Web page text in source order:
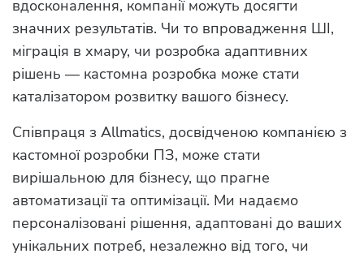
вдосконалення, компанії можуть досягти
значних результатів. Чи то впровадження ШІ,
міграція в хмару, чи розробка адаптивних
рішень — кастомна розробка може стати
каталізатором розвитку вашого бізнесу.
Співпраця з Allmatics, досвідченою компанією з
кастомної розробки ПЗ, може стати
вирішальною для бізнесу, що прагне
автоматизації та оптимізації. Ми надаємо
персоналізовані рішення, адаптовані до ваших
унікальних потреб, незалежно від того, чи